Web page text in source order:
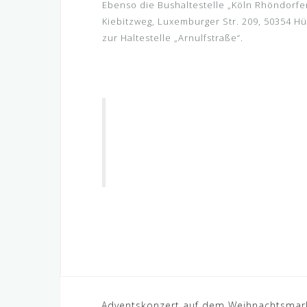
Ebenso die Bushaltestelle „Köln
Kiebitzweg, Luxemburger Str. 209, 50354
zur Haltestelle „Arnulfstraße“.